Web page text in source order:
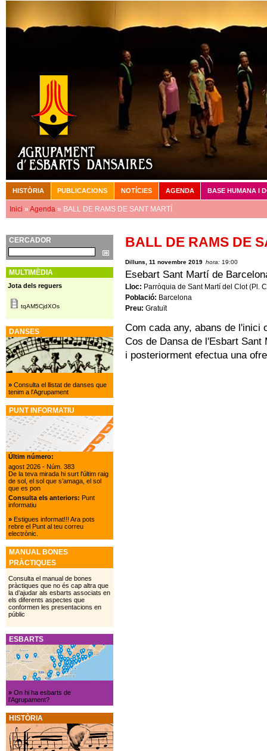
BALL DE RAMS DE
Dilluns, 11 novembre 2019 hora: 19:00
Esebart Sant Martí de
Lloc: Parròquia de Sant Martí del Clot (Pl.
Població: Barcelona
Preu: Gratuït
Com cada any, abans de l'inici
Cos de Dansa de l'Esbart
i posteriorment efectua una
Menú principal
HISTÒRIA PUBLICACIONS NOTÍCIES AGENDA BASE HUMANA I
Esteu aquí
Inici » Agenda » BALL DE RAMS DE SANT MARTÍ
CERCADOR
Cerca
MULTIMÈDIA
Jota dels reguers
tqAM5CjdXOs
DANSES
»Consulta el llistat de danses que
tenim a l'Agrupament
PUNT INFORMATIU
Últim número:
agost 2026 - Núm. 383
De la teva mirada hi surt l'últim raig
de sol, el sol que s’amaga, el sol
que es pon
Consulta els anteriors: Punt
informatiu
»Estigues informat!!! Ara pots
rebre el Punt al teu correu
electrònic.
MANUAL BONES
PRÀCTIQUES
Consulta el manual de bones
pràctiques que no és cap altra que
la d’ajudar als esbarts associats en
els diferents aspectes que
conformen les presentacions en
públic
ESBARTS
»On hi ha esbarts de
l’Agrupament?
HISTÒRIA